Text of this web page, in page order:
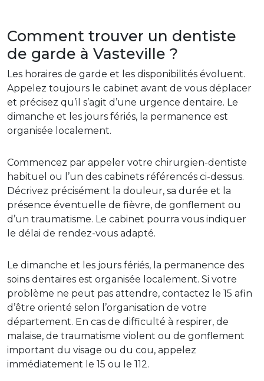
Comment trouver un dentiste
de garde à Vasteville ?
Les horaires de garde et les disponibilités évoluent.
Appelez toujours le cabinet avant de vous déplacer
et précisez qu’il s’agit d’une urgence dentaire. Le
dimanche et les jours fériés, la permanence est
organisée localement.
Commencez par appeler votre chirurgien-dentiste
habituel ou l’un des cabinets référencés ci-dessus.
Décrivez précisément la douleur, sa durée et la
présence éventuelle de fièvre, de gonflement ou
d’un traumatisme. Le cabinet pourra vous indiquer
le délai de rendez-vous adapté.
Le dimanche et les jours fériés, la permanence des
soins dentaires est organisée localement. Si votre
problème ne peut pas attendre, contactez le 15 afin
d’être orienté selon l’organisation de votre
département. En cas de difficulté à respirer, de
malaise, de traumatisme violent ou de gonflement
important du visage ou du cou, appelez
immédiatement le 15 ou le 112.